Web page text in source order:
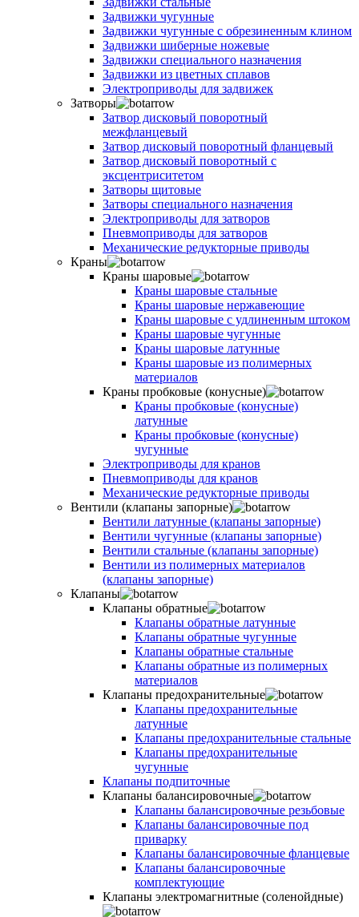
Задвижки чугунные
Задвижки чугунные с обрезиненным клином
Задвижки шиберные ножевые
Задвижки специального назначения
Задвижки из цветных сплавов
Электроприводы для задвижек
Затворы
Затвор дисковый поворотный
межфланцевый
Затвор дисковый поворотный фланцевый
Затвор дисковый поворотный с
эксцентриситетом
Затворы щитовые
Затворы специального назначения
Электроприводы для затворов
Пневмоприводы для затворов
Механические редукторные приводы
Краны
Краны шаровые
Краны шаровые стальные
Краны шаровые нержавеющие
Краны шаровые с удлиненным штоком
Краны шаровые чугунные
Краны шаровые латунные
Краны шаровые из полимерных
материалов
Краны пробковые (конусные)
Краны пробковые (конусные)
латунные
Краны пробковые (конусные)
чугунные
Электроприводы для кранов
Пневмоприводы для кранов
Механические редукторные приводы
Вентили (клапаны запорные)
Вентили латунные (клапаны запорные)
Вентили чугунные (клапаны запорные)
Вентили стальные (клапаны запорные)
Вентили из полимерных материалов
(клапаны запорные)
Клапаны
Клапаны обратные
Клапаны обратные латунные
Клапаны обратные чугунные
Клапаны обратные стальные
Клапаны обратные из полимерных
материалов
Клапаны предохранительные
Клапаны предохранительные
латунные
Клапаны предохранительные стальные
Клапаны предохранительные
чугунные
Клапаны подпиточные
Клапаны балансировочные
Клапаны балансировочные резьбовые
Клапаны балансировочные под
приварку
Клапаны балансировочные фланцевые
Клапаны балансировочные
комплектующие
Клапаны электромагнитные (соленойдные)